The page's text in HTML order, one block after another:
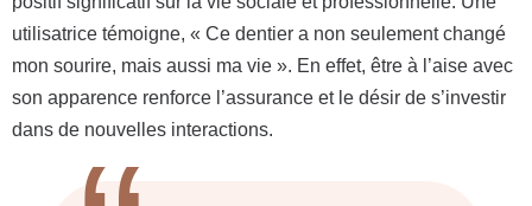
utilisatrice témoigne, « Ce dentier a non seulement changé
mon sourire, mais aussi ma vie ». En effet, être à l’aise avec
son apparence renforce l’assurance et le désir de s’investir
dans de nouvelles interactions.